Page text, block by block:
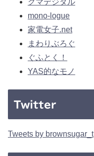
mono-logue
家電女子.net
まわりぶろぐ
ぐふとく！
YAS的なモノ
Twitter
Tweets by brownsugar_t